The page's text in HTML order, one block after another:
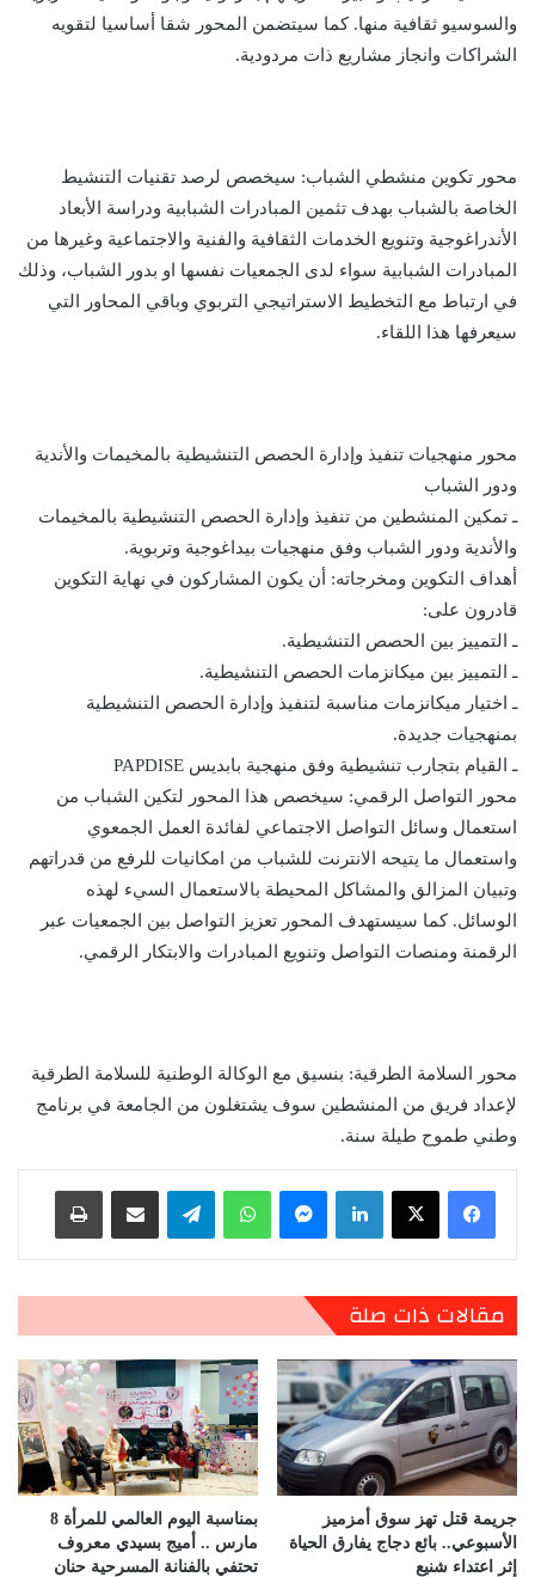
والسوسيو ثقافية منها. كما سيتضمن المحور شقا أساسيا لتقويه
الشراكات وانجاز مشاريع ذات مردودية.
محور تكوين منشطي الشباب: سيخصص لرصد تقنيات التنشيط
الخاصة بالشباب بهدف تثمين المبادرات الشبابية ودراسة الأبعاد
الأندراغوجية وتنويع الخدمات الثقافية والفنية والاجتماعية وغيرها من
المبادرات الشبابية سواء لدى الجمعيات نفسها او بدور الشباب، وذلك
في ارتباط مع التخطيط الاستراتيجي التربوي وباقي المحاور التي
سيعرفها هذا اللقاء.
محور منهجيات تنفيذ وإدارة الحصص التنشيطية بالمخيمات والأندية
ودور الشباب
ـ تمكين المنشطين من تنفيذ وإدارة الحصص التنشيطية بالمخيمات
والأندية ودور الشباب وفق منهجيات بيداغوجية وتربوية.
أهداف التكوين ومخرجاته: أن يكون المشاركون في نهاية التكوين
قادرون على:
ـ التمييز بين الحصص التنشيطية.
ـ التمييز بين ميكانزمات الحصص التنشيطية.
ـ اختيار ميكانزمات مناسبة لتنفيذ وإدارة الحصص التنشيطية
بمنهجيات جديدة.
ـ القيام بتجارب تنشيطية وفق منهجية بابديس PAPDISE
محور التواصل الرقمي: سيخصص هذا المحور لتكين الشباب من
استعمال وسائل التواصل الاجتماعي لفائدة العمل الجمعوي
واستعمال ما يتيحه الانترنت للشباب من امكانيات للرفع من قدراتهم
وتبيان المزالق والمشاكل المحيطة بالاستعمال السيء لهذه
الوسائل. كما سيستهدف المحور تعزيز التواصل بين الجمعيات عبر
الرقمنة ومنصات التواصل وتنويع المبادرات والابتكار الرقمي.
محور السلامة الطرقية: بنسيق مع الوكالة الوطنية للسلامة الطرقية
لإعداد فريق من المنشطين سوف يشتغلون من الجامعة في برنامج
وطني طموح طيلة سنة.
لينكدإن ماسنجر واتساب تيلقرام مشاركة عبر البريد طباعة
مقالات ذات صلة
جريمة قتل تهز سوق أمزميز
الأسبوعي.. بائع دجاج يفارق الحياة
إثر اعتداء شنيع
بمناسبة اليوم العالمي للمرأة 8
مارس .. أميج بسيدي معروف
تحتفي بالفنانة المسرحية حنان